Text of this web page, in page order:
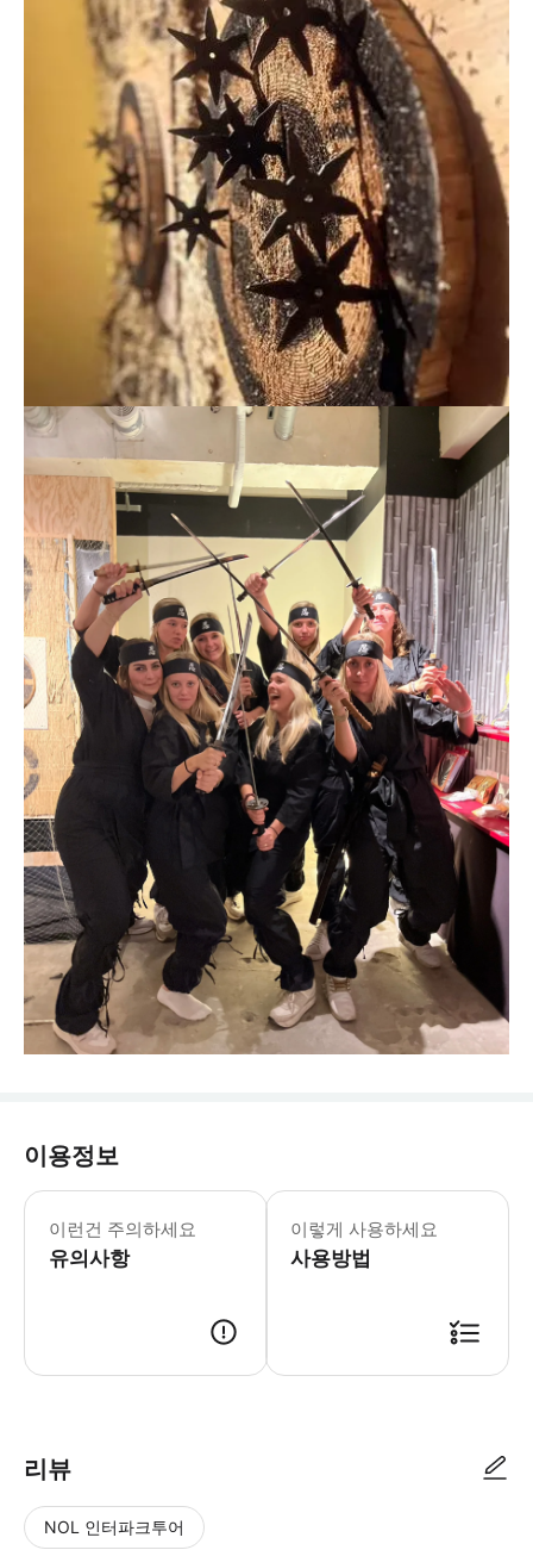
이용정보
이런건 주의하세요
유의사항
본 액티비티는 강화된 건강 및 위생
이렇게 사용하세요
사용방법
리뷰
NOL 인터파크투어